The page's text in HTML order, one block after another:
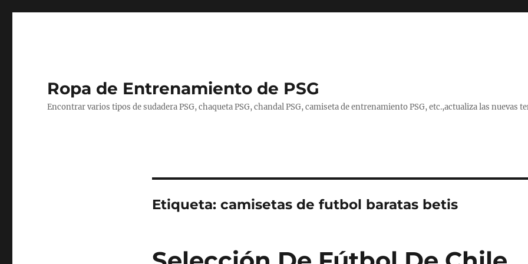
Ropa de Entrenamiento de PSG
Encontrar varios tipos de sudadera PSG, chaqueta PSG, chandal PSG, camiseta de entrenamiento PSG, etc.,actualiza las nuevas
Etiqueta: camisetas de futbol baratas betis